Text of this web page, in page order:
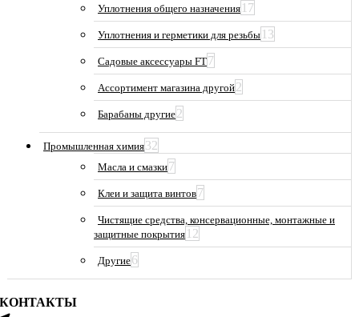
Уплотнения общего назначения 17
Уплотнения и герметики для резьбы 13
Садовые аксессуары FT7
Ассортимент магазина другой2
Барабаны другие2
Промышленная химия32
Масла и смазки7
Клеи и защита винтов7
Чистящие средства, консервационные, монтажные и
защитные покрытия 12
Другие6
КОНТАКТЫ